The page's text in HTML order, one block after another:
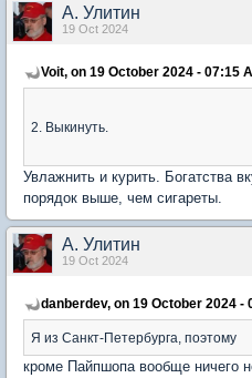
А. Улитин
19 Oct 2024
Voit, on 19 October 2024 - 07:15
2. Выкинуть.
Увлажнить и курить. Богатства
порядок выше, чем сигареты.
А. Улитин
19 Oct 2024
danberdev, on 19 October 2024 -
Я из Санкт-Петербурга, поэтому
кроме Пайпшопа вообще ничего